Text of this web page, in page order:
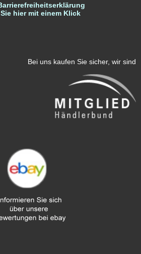
hier mit einem Klick
Bei uns kaufen Sie sicher, wir sind